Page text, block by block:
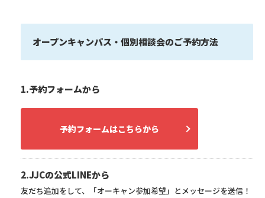
オープンキャンパス・個別相談会のご予約方法
1.予約フォームから
予約フォームはこちらから
2.JJCの公式LINEから
友だち追加をして、「オーキャン参加希望」とメッセージを送信！